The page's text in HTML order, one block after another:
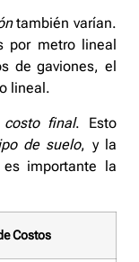
también varían.
por metro lineal
de gaviones, el
lineal.
costo final. Esto
de suelo, y la
importante la
Costos